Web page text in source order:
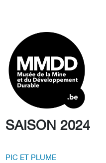
SAISON 2024
PIC ET PLUME